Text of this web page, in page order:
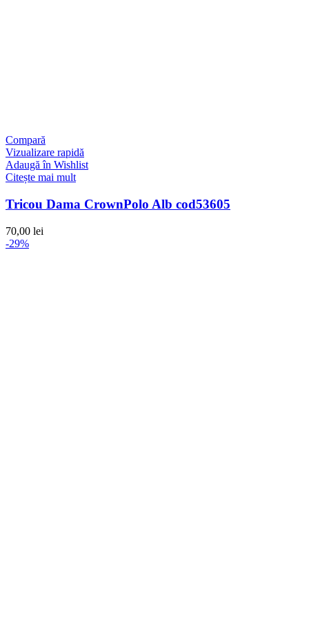
Compară
Vizualizare rapidă
Adaugă în Wishlist
Citește mai mult
Tricou Dama CrownPolo Alb cod53605
70,00 lei
-29%